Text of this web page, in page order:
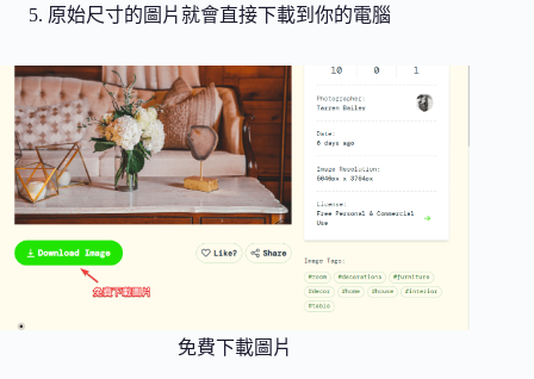
原始尺寸的圖片就會直接下載到你的電腦
免費下載圖片